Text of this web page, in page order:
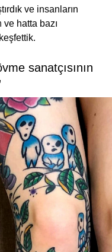
ve insanların
hatta bazı
sanatçısının